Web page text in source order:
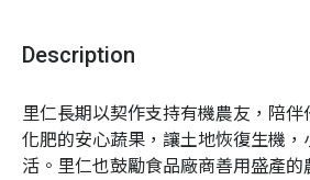
嗎？
本活動專為 7~ 10 歲兒童設計。本單
11 ~ 12 歲開設適齡的活動，歡迎持
2.報名完成後，請盡速填寫參加
過教學過程
4.里仁電子折價券將於活動報到
會員 APP」發放
Description
里仁長期以契作支持有機農友，陪伴
化肥的安心蔬果，讓土地恢復生機，
活。里仁也鼓勵食品廠商善用盛產的